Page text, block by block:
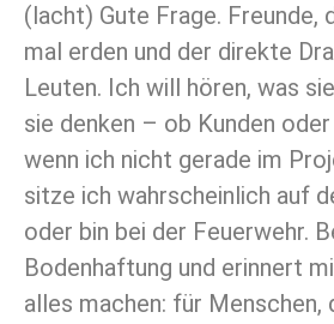
(lacht) Gute Frage. Freunde,
mal erden und der direkte
Leuten. Ich will hören, was
sie denken – ob Kunden
wenn ich nicht gerade im
sitze ich wahrscheinlich auf
oder bin bei der Feuerwehr.
Bodenhaftung und erinnert
alles machen: für Menschen,